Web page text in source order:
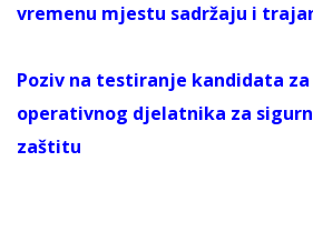
vremenu mjestu sadržaju i
Poziv na testiranje kandidata
operativnog djelatnika za
zaštitu